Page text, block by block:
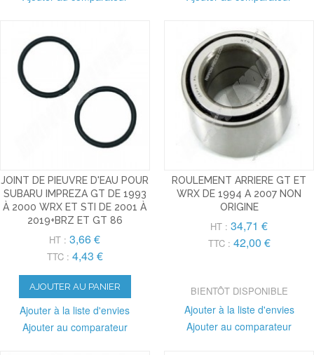
JOINT DE PIEUVRE D'EAU POUR
SUBARU IMPREZA GT DE 1993
À 2000 WRX ET STI DE 2001 À
2019+BRZ ET GT 86
HT : 3,66 €
TTC : 4,43 €
AJOUTER AU PANIER
Ajouter à la liste d'envies
Ajouter au comparateur
ROULEMENT ARRIERE GT ET
WRX DE 1994 A 2007 NON
ORIGINE
HT : 34,71 €
TTC : 42,00 €
BIENTÔT DISPONIBLE
Ajouter à la liste d'envies
Ajouter au comparateur